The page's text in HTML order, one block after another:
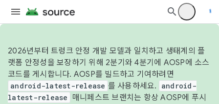
2026년부터 트렁크 안정 개발 모델과 일치하고 생태계의 플
랫폼 안정성을 보장하기 위해 2분기와 4분기에 AOSP에 소스
코드를 게시합니다. AOSP를 빌드하고 기여하려면
android-latest-release 를 사용하세요.
android-
latest-release
매니페스트 브랜치는 항상 AOSP에 푸시